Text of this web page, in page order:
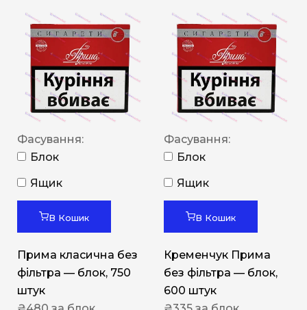
Фасування:
Блок
Ящик
В Кошик
Прима класична без
фільтра — блок, 750
штук
Фасування:
Блок
Ящик
В Кошик
Кременчук Прима
без фільтра — блок,
600 штук